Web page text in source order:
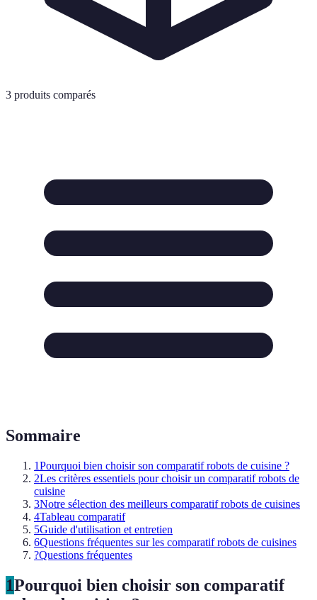
3 produits comparés
Sommaire
1Pourquoi bien choisir son comparatif robots de cuisine ?
2Les critères essentiels pour choisir un comparatif robots de
cuisine
3Notre sélection des meilleurs comparatif robots de cuisines
4Tableau comparatif
5Guide d'utilisation et entretien
6Questions fréquentes sur les comparatif robots de cuisines
?Questions fréquentes
1Pourquoi bien choisir son comparatif